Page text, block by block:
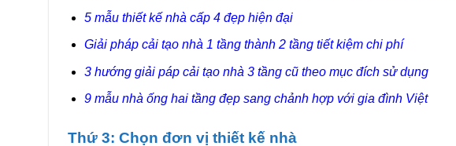
5 mẫu thiết kế nhà cấp 4 đẹp hiện đại
Giải pháp cải tạo nhà 1 tầng thành 2 tầng tiết kiệm chi phí
3 hướng giải páp cải tạo nhà 3 tầng cũ theo mục đích sử dụng
9 mẫu nhà ống hai tầng đẹp sang chảnh hợp với gia đình Việt
Thứ 3: Chọn đơn vị thiết kế nhà